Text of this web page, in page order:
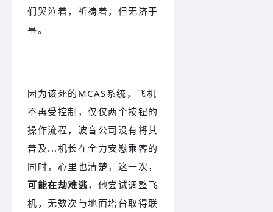
们哭泣着，祈祷着，但无济于
事。
因为该死的MCAS系统，飞机
不再受控制，仅仅两个按钮的
操作流程，波音公司没有将其
普及...机长在全力安慰乘客的
同时，心里也清楚，这一次，
可能在劫难逃，他尝试调整飞
机，无数次与地面塔台取得联